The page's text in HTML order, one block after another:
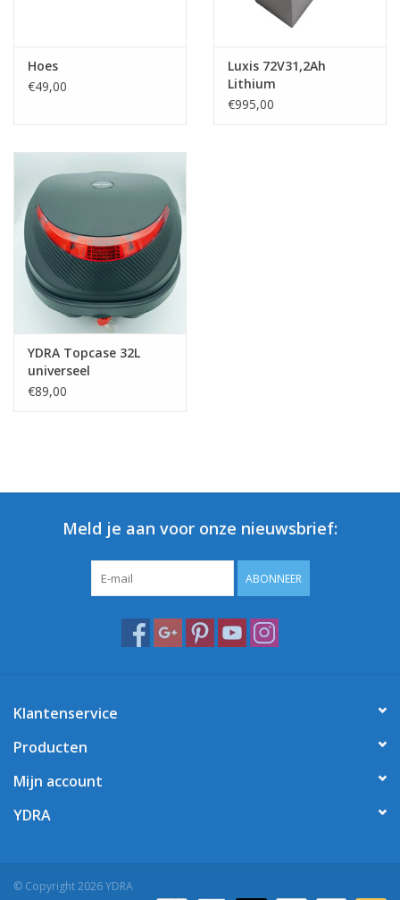
Hoes
€49,00
Luxis 72V31,2Ah
Lithium
€995,00
YDRA Topcase 32L
universeel
€89,00
Meld je aan voor onze nieuwsbrief:
ABONNEER
Klantenservice
Producten
Mijn account
YDRA
© Copyright 2026 YDRA